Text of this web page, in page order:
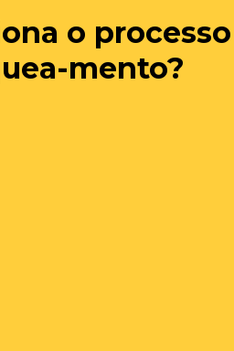
o processo
mento?